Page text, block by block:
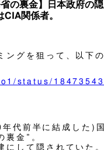
の裏金】日本政府の
関係者。
ングを狙って、以下
status/
代前半に結成した)
裏金”。
にして隠されていた